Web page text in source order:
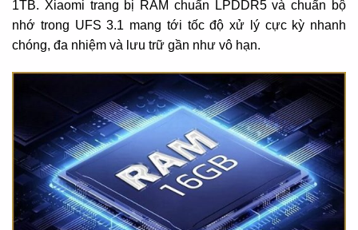
1TB. Xiaomi trang bị RAM chuẩn LPDDR5 và chuẩn bộ
nhớ trong UFS 3.1 mang tới tốc độ xử lý cực kỳ nhanh
chóng, đa nhiệm và lưu trữ gần như vô hạn.